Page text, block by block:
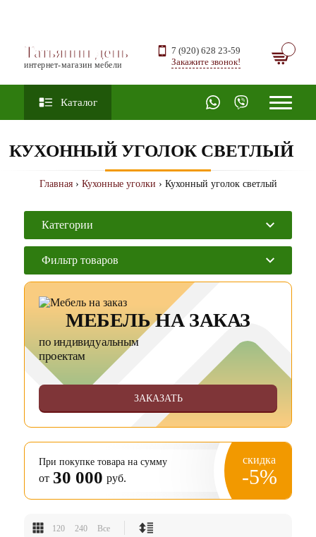
Татьянин день
интернет-магазин мебели
7 (920) 628 23-59
Закажите звонок!
Каталог
КУХОННЫЙ УГОЛОК СВЕТЛЫЙ
Главная› Кухонные уголки › Кухонный уголок светлый
Категории
Фильтр товаров
МЕБЕЛЬ НА ЗАКАЗ
по индивидуальным
проектам
ЗАКАЗАТЬ
При покупке товара на сумму
от 30 000 руб.
скидка
-5%
120 240 Все